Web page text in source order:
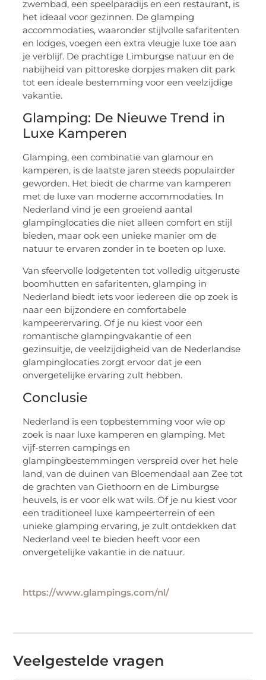
zwembad, een speelparadijs en een restaurant, is
het ideaal voor gezinnen. De glamping
accommodaties, waaronder stijlvolle safaritenten
en lodges, voegen een extra vleugje luxe toe aan
je verblijf. De prachtige Limburgse natuur en de
nabijheid van pittoreske dorpjes maken dit park
tot een ideale bestemming voor een veelzijdige
vakantie.
Glamping: De Nieuwe Trend in
Luxe Kamperen
Glamping, een combinatie van glamour en
kamperen, is de laatste jaren steeds populairder
geworden. Het biedt de charme van kamperen
met de luxe van moderne accommodaties. In
Nederland vind je een groeiend aantal
glampinglocaties die niet alleen comfort en stijl
bieden, maar ook een unieke manier om de
natuur te ervaren zonder in te boeten op luxe.
Van sfeervolle lodgetenten tot volledig uitgeruste
boomhutten en safaritenten, glamping in
Nederland biedt iets voor iedereen die op zoek is
naar een bijzondere en comfortabele
kampeerervaring. Of je nu kiest voor een
romantische glampingvakantie of een
gezinsuitje, de veelzijdigheid van de Nederlandse
glampinglocaties zorgt ervoor dat je een
onvergetelijke ervaring zult hebben.
Conclusie
Nederland is een topbestemming voor wie op
zoek is naar luxe kamperen en glamping. Met
vijf-sterren campings en
glampingbestemmingen verspreid over het hele
land, van de duinen van Bloemendaal aan Zee tot
de grachten van Giethoorn en de Limburgse
heuvels, is er voor elk wat wils. Of je nu kiest voor
een traditioneel luxe kampeerterrein of een
unieke glamping ervaring, je zult ontdekken dat
Nederland veel te bieden heeft voor een
onvergetelijke vakantie in de natuur.
https://www.glampings.com/nl/
Veelgestelde vragen